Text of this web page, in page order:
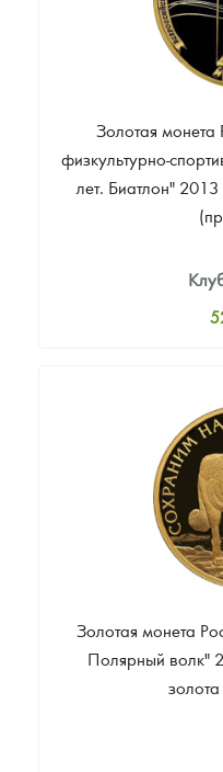
Золотая монета
физкультурно-
лет. Биатлон" 2013
Золотая монета
Полярный волк"